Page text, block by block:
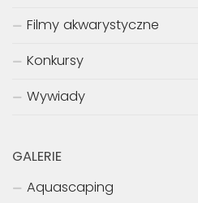
Filmy akwarystyczne
Konkursy
Wywiady
GALERIE
Aquascaping